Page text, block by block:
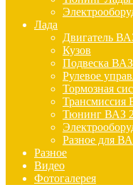
Лада
Двигатель
Кузов
Подвеска
Рулевое
Тормозная
Трансмиссия
Тюнинг ВАЗ
Разное для
Разное
Видео
Фотогалерея